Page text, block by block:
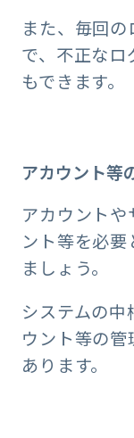
また、毎回
で、不正な
もできます。
アカウント等
アカウント
ント等を必
ましょう。
システムの
ウント等の
あります。